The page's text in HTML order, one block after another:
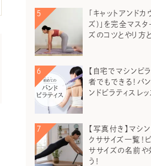
「キャットアンド
ズ)」を完全マスタ
ズのコツとやり方と
【自宅でマシンピ
者でもできる！バ
ンドピラティスレ
【写真付き】マシ
クササイズ一覧！
ササイズの名前や
う！